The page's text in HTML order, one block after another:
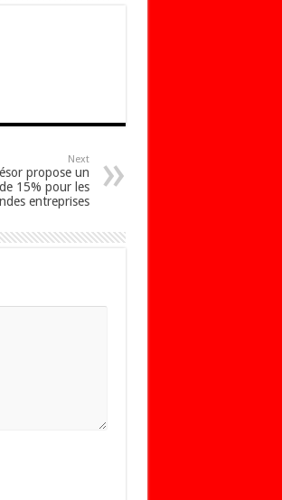
Next
propose un
15% pour les
entreprises